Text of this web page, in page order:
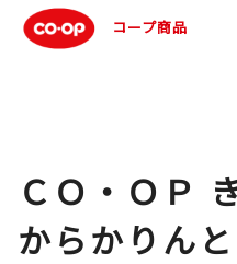
コープ商品
ＣＯ・ＯＰ
からかりん